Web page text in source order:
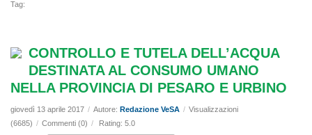
Tag:
CONTROLLO E TUTELA DELL’ACQUA
DESTINATA AL CONSUMO UMANO
NELLA PROVINCIA DI PESARO E URBINO
giovedì 13 aprile 2017 / Autore: Redazione VeSA / Visualizzazioni
(6685) / Commenti (0) / Rating: 5.0